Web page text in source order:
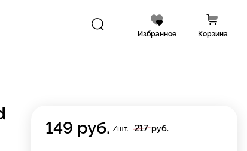
Избранное Корзина
149 руб. /шт. 217руб.